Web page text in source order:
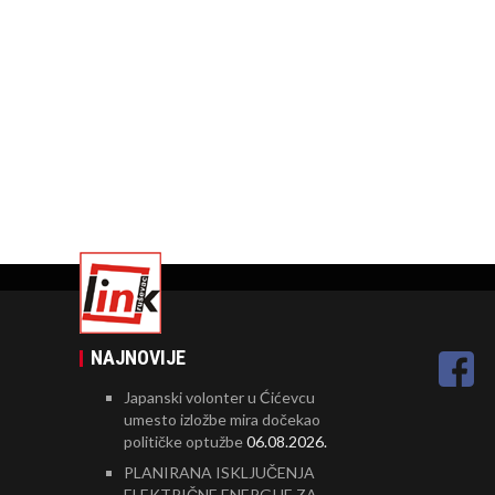
NAJNOVIJE
Japanski volonter u Ćićevcu
umesto izložbe mira dočekao
političke optužbe06.08.2026.
PLANIRANA ISKLJUČENJA